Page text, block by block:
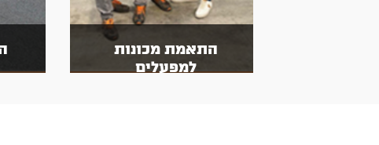
התאמת מכונות
למפעלים